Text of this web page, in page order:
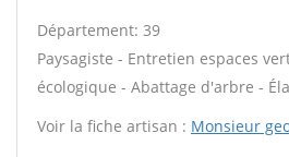
Département: 39
Paysagiste - Entretien espaces
écologique - Abattage d'arbre -
Voir la fiche artisan : Monsieur